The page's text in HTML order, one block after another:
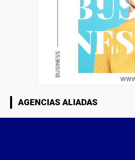
AGENCIAS ALIADAS